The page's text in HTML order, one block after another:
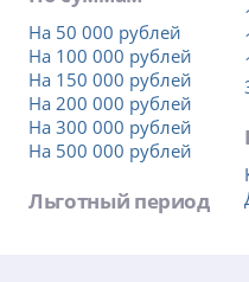
На 50 000 рублей
На 100 000 рублей
На 150 000 рублей
На 200 000 рублей
На 300 000 рублей
На 500 000 рублей
Льготный период